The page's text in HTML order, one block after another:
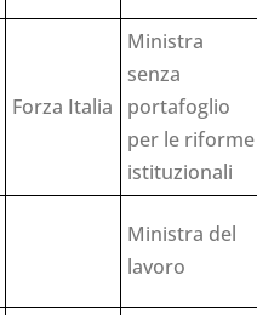
Forza Italia
Ministra
senza
portafoglio
per le riforme
istituzionali
Ministra del
lavoro